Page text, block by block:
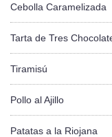
Cebolla Caramelizada
Tarta de Tres
Tiramisú
Pollo al Ajillo
Patatas a la Riojana